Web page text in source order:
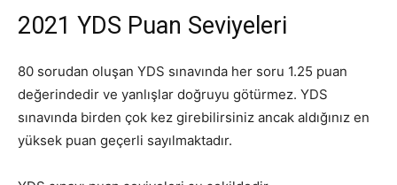
2021 YDS Puan Seviyeleri
80 sorudan oluşan YDS sınavında her soru 1.25 puan
değerindedir ve yanlışlar doğruyu götürmez. YDS
sınavında birden çok kez girebilirsiniz ancak aldığınız en
yüksek puan geçerli sayılmaktadır.